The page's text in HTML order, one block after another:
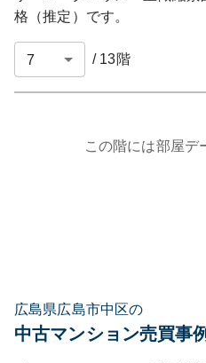
格（推定）です。
/ 13階
この階には部屋デ
広島県広島市中区の
中古マンション売買事